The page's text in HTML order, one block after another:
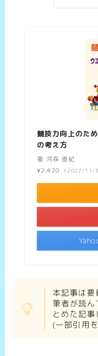
競技力向上のた
の考え方
著:河森 直紀
¥2,420
（2022/11/
本記事は要
筆者が読
とめた記事
(一部引用